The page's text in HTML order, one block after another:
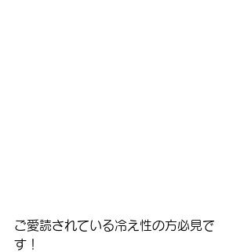
ご愛読されている冷え性の方必見で
す！